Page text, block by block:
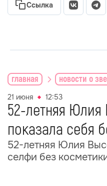
Ссылка
главная новости о
21 июня 12:53
52-летняя
показала себя
52-летняя Юлия
селфи без